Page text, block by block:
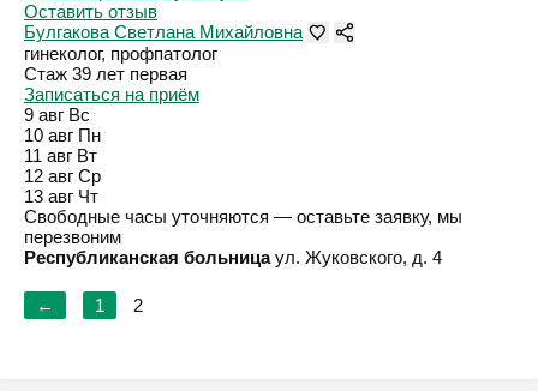
Оставить отзыв
Булгакова Светлана Михайловна
гинеколог, профпатолог
Стаж 39 лет первая
Записаться на приём
9 авг Вс
10 авг Пн
11 авг Вт
12 авг Ср
13 авг Чт
Свободные часы уточняются — оставьте заявку, мы
перезвоним
Республиканская больница ул. Жуковского, д. 4
← 1 2